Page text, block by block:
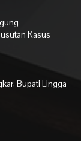
Kasus
Bupati Lingga